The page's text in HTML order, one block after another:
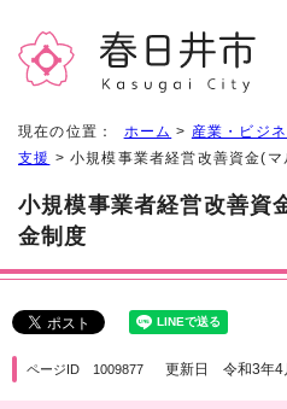
現在の位置： ホーム > 産業・ビジ
支援 > 小規模事業者経営改善資金(
小規模事業者経営改善資
金制度
ページID 1009877 更新日 令和3年4